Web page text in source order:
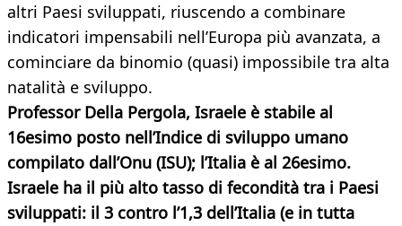
altri Paesi sviluppati, riuscendo a combinare
indicatori impensabili nell’Europa più avanzata, a
cominciare da binomio (quasi) impossibile tra alta
natalità e sviluppo.
Professor Della Pergola, Israele è stabile al
16esimo posto nell’Indice di sviluppo umano
compilato dall’Onu (ISU); l’Italia è al 26esimo.
Israele ha il più alto tasso di fecondità tra i Paesi
sviluppati: il 3 contro l’1,3 dell’Italia (e in tutta